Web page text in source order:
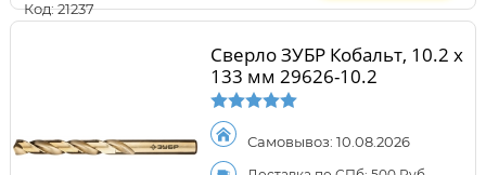
Код: 21237
Сверло ЗУБР Кобальт, 10.2 х
133 мм 29626-10.2
Самовывоз: 10.08.2026